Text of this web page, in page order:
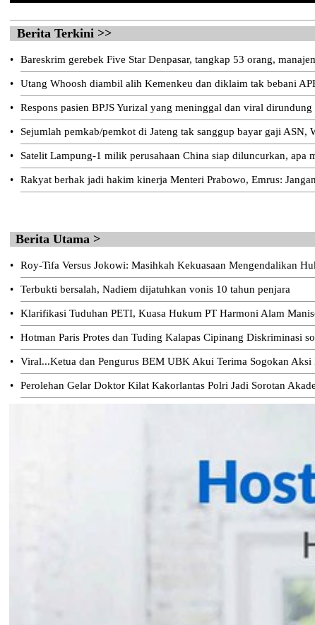
Berita Terkini >>
• Bareskrim gerebek Five Star Denpasar, tangkap 53 orang,
• Utang Whoosh diambil alih Kemenkeu dan diklaim tak bebani
• Respons pasien BPJS Yurizal yang meninggal dan viral dirundung
• Sejumlah pemkab/pemkot di Jateng tak sanggup bayar gaji ASN,
• Satelit Lampung-1 milik perusahaan China siap diluncurkan, apa
• Rakyat berhak jadi hakim kinerja Menteri Prabowo, Emrus:
Berita Utama >
• Roy-Tifa Versus Jokowi: Masihkah Kekuasaan Mengendalikan
• Terbukti bersalah, Nadiem dijatuhkan vonis 10 tahun penjara
• Klarifikasi Tuduhan PETI, Kuasa Hukum PT Harmoni Alam
• Hotman Paris Protes dan Tuding Kalapas Cipinang Diskriminasi
• Viral...Ketua dan Pengurus BEM UBK Akui Terima Sogokan
• Perolehan Gelar Doktor Kilat Kakorlantas Polri Jadi Sorotan